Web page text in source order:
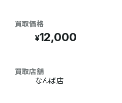
買取価格
12,000
買取店舗
なんば店